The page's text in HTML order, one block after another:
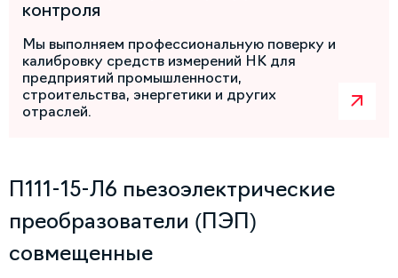
контроля
Мы выполняем профессиональную поверку и
калибровку средств измерений НК для
предприятий промышленности,
строительства, энергетики и других
отраслей.
П111-15-Л6 пьезоэлектрические
преобразователи (ПЭП)
совмещенные